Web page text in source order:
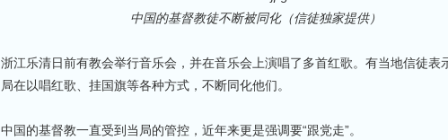
中国的基督教徒不断被同化（信徒独家提供）
浙江乐清日前有教会举行音乐会，并在音乐会上演唱了多首红歌。有当地信徒表
局在以唱红歌、挂国旗等各种方式，不断同化他们。
中国的基督教一直受到当局的管控，近年来更是强调要“跟党走”。